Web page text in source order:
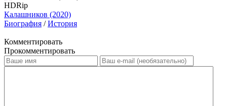
HDRip
Калашников (2020)
Биография /История
Комментировать
Прокомментировать